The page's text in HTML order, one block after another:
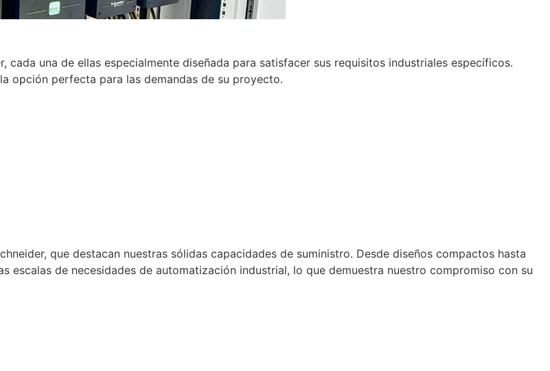
una de ellas especialmente diseñada para satisfacer sus requisitos industriales específicos.
opción perfecta para las demandas de su proyecto.
que destacan nuestras sólidas capacidades de suministro. Desde diseños compactos hasta
escalas de necesidades de automatización industrial, lo que demuestra nuestro compromiso con su